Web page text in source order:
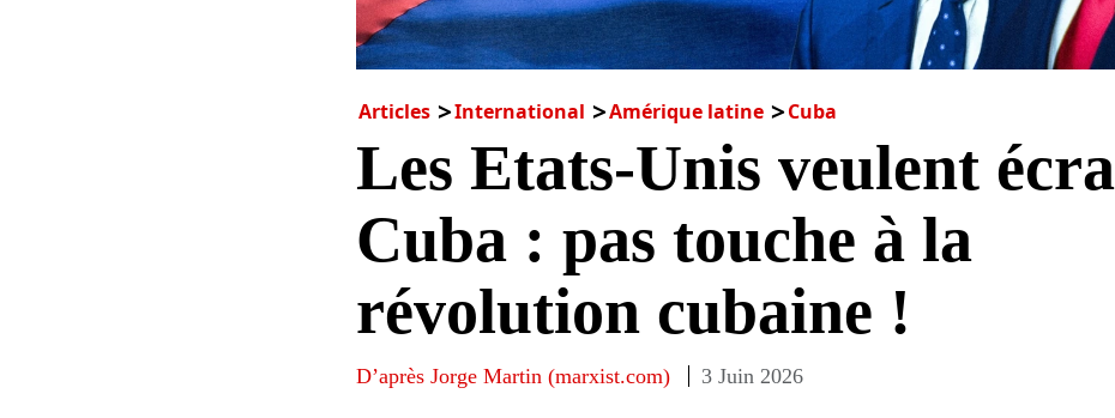
Articles International Amérique latine Cuba
Les Etats-Unis veulent
Cuba : pas touche à la
révolution cubaine !
D’après Jorge Martin (marxist.com) 3 Juin 2026